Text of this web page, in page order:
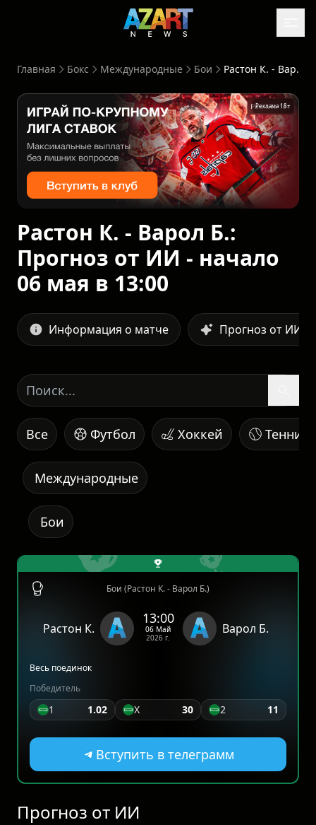
Главная Бокс Международные Бои Растон К. - Варол Б.: Прогноз от ИИ - начало 06 мая в 13:00
Реклама 18+
Растон К. - Варол Б.:
Прогноз от ИИ - начало
06 мая в 13:00
Информация о матче Прогноз от ИИ
Все Футбол Хоккей Теннис
Международные
Бои
Бои (Растон К. - Варол Б.)
Растон К.
13:00
06 Май
2026 г.
Варол Б.
Весь поединок
Победитель
1 1.02 X 30 2 11
Вступить в телеграмм
Прогноз от ИИ